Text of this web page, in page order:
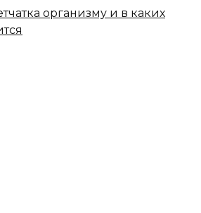
организму и в каких